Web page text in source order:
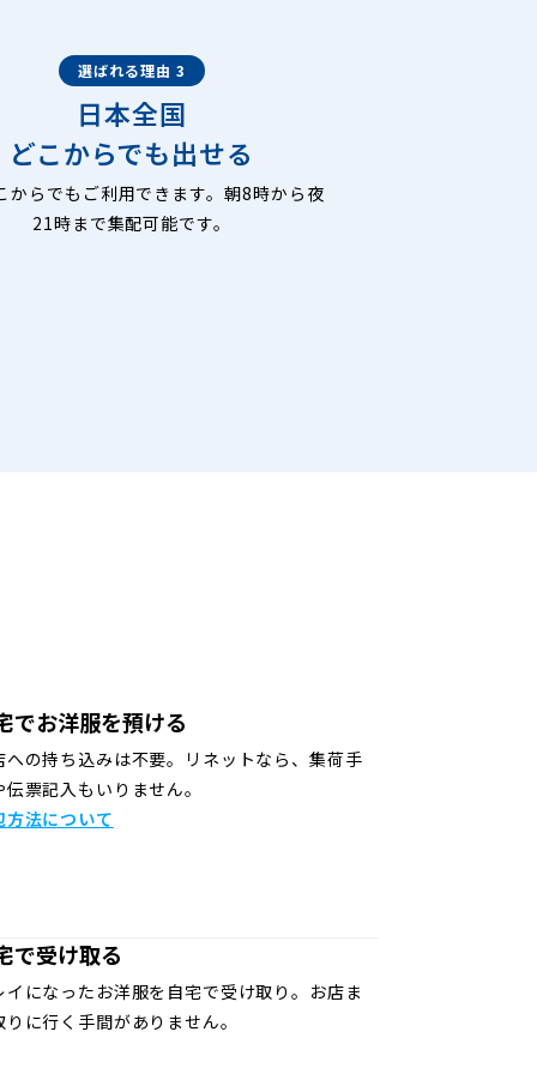
選ばれる理由 3
日本全国
どこからでも出せる
からでもご利用できます。朝8時から夜
21時まで集配可能です。
でお洋服を預ける
への持ち込みは不要。リネットなら、集荷手
伝票記入もいりません。
方法について
で受け取る
イになったお洋服を自宅で受け取り。お店ま
りに行く手間がありません。